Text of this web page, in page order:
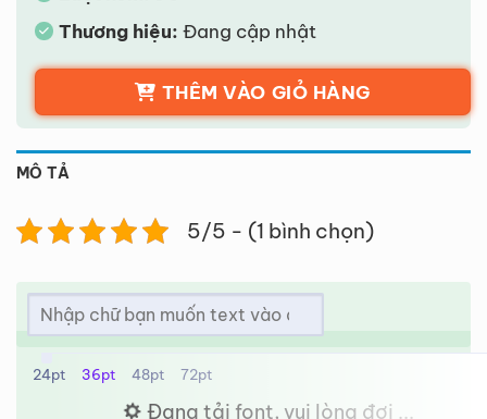
Thương hiệu: Đang cập nhật
THÊM VÀO GIỎ HÀNG
MÔ TẢ
5/5 - (1 bình chọn)
24pt 36pt 48pt 72pt
Đang tải font, vui lòng đợi ...